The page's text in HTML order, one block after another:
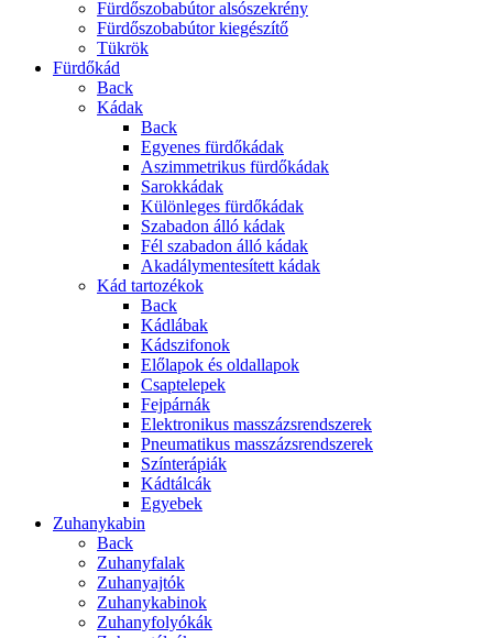
Fürdőszobabútor alsószekrény
Fürdőszobabútor kiegészítő
Tükrök
Fürdőkád
Back
Kádak
Back
Egyenes fürdőkádak
Aszimmetrikus fürdőkádak
Sarokkádak
Különleges fürdőkádak
Szabadon álló kádak
Fél szabadon álló kádak
Akadálymentesített kádak
Kád tartozékok
Back
Kádlábak
Kádszifonok
Előlapok és oldallapok
Csaptelepek
Fejpárnák
Elektronikus masszázsrendszerek
Pneumatikus masszázsrendszerek
Színterápiák
Kádtálcák
Egyebek
Zuhanykabin
Back
Zuhanyfalak
Zuhanyajtók
Zuhanykabinok
Zuhanyfolyókák